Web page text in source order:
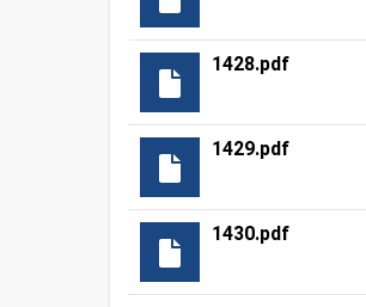
1428.pdf
1429.pdf
1430.pdf